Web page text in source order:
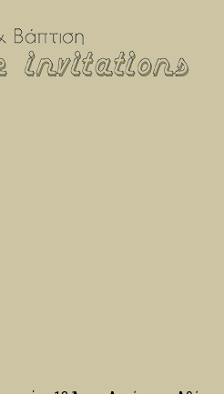
με κορδέλες πολυτελείας. Για
κατασκευή από καθαρό ασήμι
επικοινωνήστε μαζί μας.